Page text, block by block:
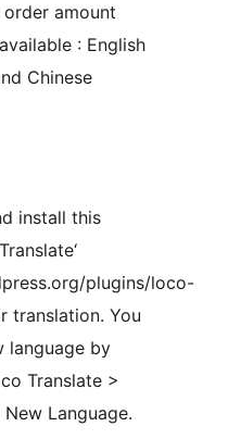
amount
: English
Chinese
install this
plugins/loco-
translation. You
language by
Translate >
Language.